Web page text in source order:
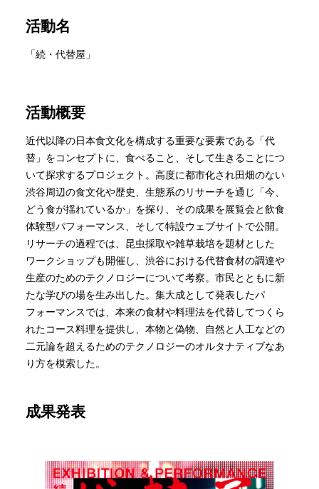
活動名
「続・代替屋」
活動概要
近代以降の日本食文化を構成する重要な要素である「代
替」をコンセプトに、食べること、そして生きることにつ
いて探求するプロジェクト。高度に都市化され田畑のない
渋谷周辺の食文化や歴史、生態系のリサーチを通じ「今、
どう食が揺れているか」を探り、その成果を展覧会と飲食
体験型パフォーマンス、そして特設ウェブサイトで公開。
リサーチの過程では、昆虫採取や雑草栽培を題材とした
ワークショップも開催し、渋谷における代替食材の調達や
生産のためのテクノロジーについて考察。市民とともに新
たな学びの場を生み出した。集大成として発表したパ
フォーマンスでは、本来の食材や料理法を代替してつくら
れたコース料理を提供し、本物と偽物、自然と人工などの
二元論を超えるためのテクノロジーのオルタナティブなあ
り方を模索した。
成果発表